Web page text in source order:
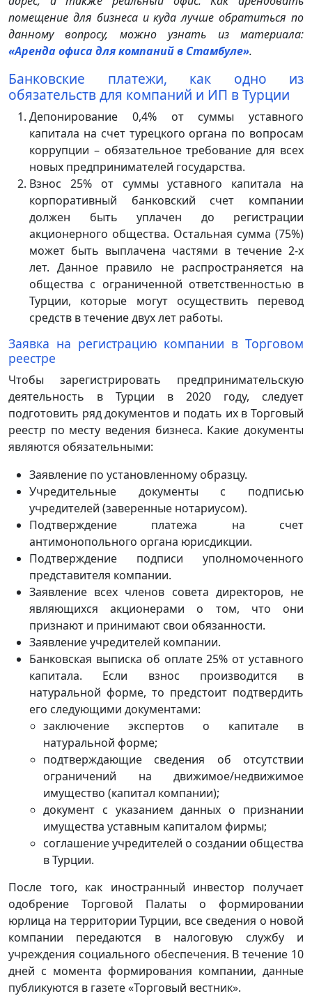
помещение для бизнеса и куда лучше обратиться по
данному вопросу, можно узнать из материала:
«Аренда офиса для компаний в Стамбуле».
Банковские платежи, как одно из
обязательств для компаний и ИП в Турции
Депонирование 0,4% от суммы уставного
капитала на счет турецкого органа по вопросам
коррупции – обязательное требование для всех
новых предпринимателей государства.
Взнос 25% от суммы уставного капитала на
корпоративный банковский счет компании
должен быть уплачен до регистрации
акционерного общества. Остальная сумма (75%)
может быть выплачена частями в течение 2-х
лет. Данное правило не распространяется на
общества с ограниченной ответственностью в
Турции, которые могут осуществить перевод
средств в течение двух лет работы.
Заявка на регистрацию компании в Торговом
реестре
Чтобы зарегистрировать предпринимательскую
деятельность в Турции в 2020 году, следует
подготовить ряд документов и подать их в Торговый
реестр по месту ведения бизнеса. Какие документы
являются обязательными:
Заявление по установленному образцу.
Учредительные документы с подписью
учредителей (заверенные нотариусом).
Подтверждение платежа на счет
антимонопольного органа юрисдикции.
Подтверждение подписи уполномоченного
представителя компании.
Заявление всех членов совета директоров, не
являющихся акционерами о том, что они
признают и принимают свои обязанности.
Заявление учредителей компании.
Банковская выписка об оплате 25% от уставного
капитала. Если взнос производится в
натуральной форме, то предстоит подтвердить
его следующими документами:
заключение экспертов о капитале в
натуральной форме;
подтверждающие сведения об отсутствии
ограничений на движимое/недвижимое
имущество (капитал компании);
документ с указанием данных о признании
имущества уставным капиталом фирмы;
соглашение учредителей о создании общества
в Турции.
После того, как иностранный инвестор получает
одобрение Торговой Палаты о формировании
юрлица на территории Турции, все сведения о новой
компании передаются в налоговую службу и
учреждения социального обеспечения. В течение 10
дней с момента формирования компании, данные
публикуются в газете «Торговый вестник».